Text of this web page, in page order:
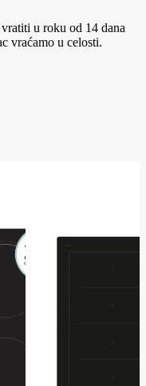
u roku od 14 dana
vraćamo u celosti.